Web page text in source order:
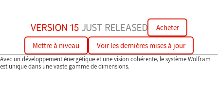
Acheter
Mettre à niveau Voir les dernières mises à jour
Avec un développement énergétique et une vision cohérente, le système Wolfram
est unique dans une vaste gamme de dimensions.